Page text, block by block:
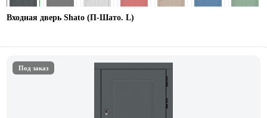
Входная дверь Shato (П-Шато. L)
Под заказ